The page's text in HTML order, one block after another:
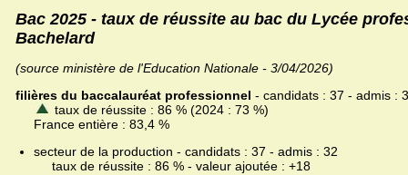
Bac 2025 - taux de réussite au bac du Lycée
Bachelard
(source ministère de l'Education Nationale - 3/04/2026)
filières du baccalauréat professionnel - candidats : 37 - admis :
taux de réussite : 86 % (2024 : 73 %)
France entière : 83,4 %
secteur de la production - candidats : 37 - admis : 32
taux de réussite : 86 % - valeur ajoutée : +18